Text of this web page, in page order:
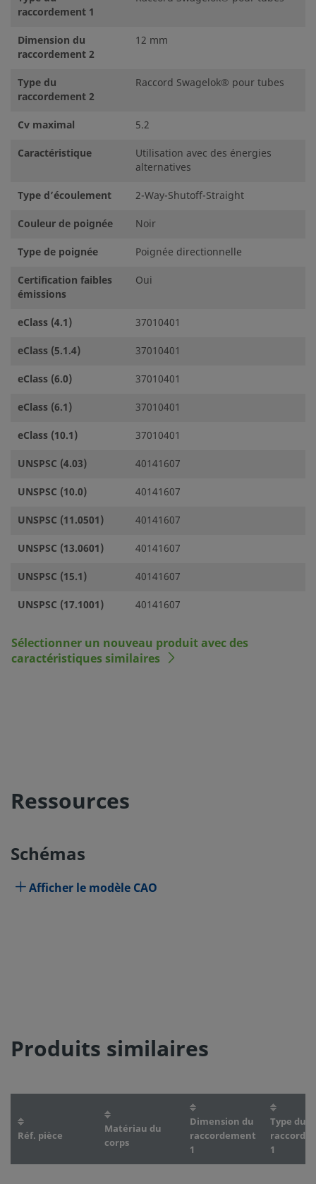
raccordement 1
Dimension du
raccordement 2
12 mm
Type du
raccordement 2
Raccord Swagelok® pour tubes
Cv maximal
5.2
Caractéristique
Utilisation avec des énergies
alternatives
Type d’écoulement
2-Way-Shutoff-Straight
Couleur de poignée
Noir
Type de poignée
Poignée directionnelle
Certification faibles
émissions
Oui
eClass (4.1)
37010401
eClass (5.1.4)
37010401
eClass (6.0)
37010401
eClass (6.1)
37010401
eClass (10.1)
37010401
UNSPSC (4.03)
40141607
UNSPSC (10.0)
40141607
UNSPSC (11.0501)
40141607
UNSPSC (13.0601)
40141607
UNSPSC (15.1)
40141607
UNSPSC (17.1001)
40141607
Sélectionner un nouveau produit avec des
caractéristiques similaires
Ressources
Schémas
Afficher le modèle CAO
Produits similaires
Réf. pièce
Matériau du
corps
Dimension du
raccordement
1
Type du
1